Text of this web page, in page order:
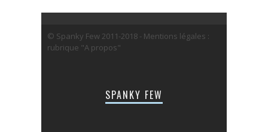
© Spanky Few 2011-2018 - Mentions légales :
rubrique "A propos"
SPANKY FEW